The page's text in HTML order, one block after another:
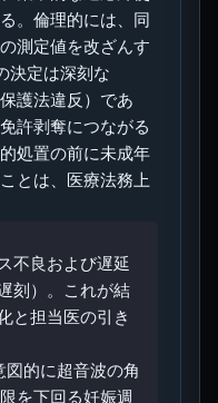
。倫理的には、同
測定値を改ざんす
定は深刻な
護法違反）であ
許剥奪につながる
処置の前に未成年
とは、医療法務上
不良および遅延
刻）。これが結
と担当医の引き
的に超音波の角
を下回る妊娠週